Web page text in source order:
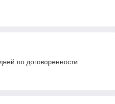
по договоренности